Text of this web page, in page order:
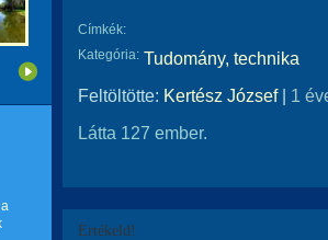
Címkék:
Kategória: Tudomány, technika
Feltöltötte: Kertész József| 1
Látta 127 ember.
Értékeld!